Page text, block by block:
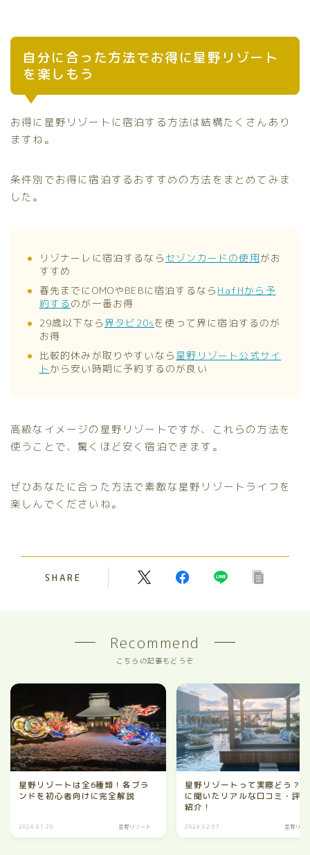
自分に合った方法でお得に星野リゾート
を楽しもう
お得に星野リゾートに宿泊する方法は結構たくさんあり
ますね。
条件別でお得に宿泊するおすすめの方法をまとめてみま
した。
リゾナーレに宿泊するなら セゾンカードの使用がお
すすめ
春先までにOMOやBEBに宿泊するなら HafHから予
約する のが一番お得
29歳以下なら 界タビ20sを使って界に宿泊するのが
お得
比較的休みが取りやすいなら 星野リゾート公式サイ
トから安い時期に予約するのが良い
高級なイメージの星野リゾートですが、これらの方法を
使うことで、驚くほど安く宿泊できます。
ぜひあなたに合った方法で素敵な星野リゾートライフを
楽しんでくださいね。
SHARE
Recommend
こちらの記事もどうぞ
星野リゾートは全6種類！各ブラ
ンドを初心者向けに完全解説
2024.01.29 星野リゾート
星野リゾートって実際どう？
に聞いたリアルな口コミ・評
紹介！
2024.02.07 星野リゾ